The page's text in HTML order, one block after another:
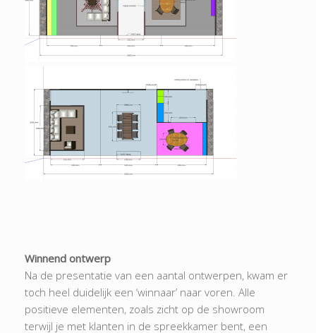
Winnend ontwerp
Na de presentatie van een aantal ontwerpen, kwam er
toch heel duidelijk een ‘winnaar’ naar voren. Alle
positieve elementen, zoals zicht op de showroom
terwijl je met klanten in de spreekkamer bent, een